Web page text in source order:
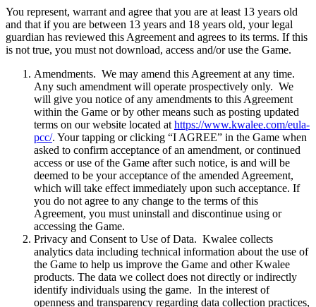
You represent, warrant and agree that you are at least 13 years old
and that if you are between 13 years and 18 years old, your legal
guardian has reviewed this Agreement and agrees to its terms. If this
is not true, you must not download, access and/or use the Game.
Amendments. We may amend this Agreement at any time.
Any such amendment will operate prospectively only. We
will give you notice of any amendments to this Agreement
within the Game or by other means such as posting updated
terms on our website located athttps://www.kwalee.com/eula-
pcc/. Your tapping or clicking “I AGREE” in the Game when
asked to confirm acceptance of an amendment, or continued
access or use of the Game after such notice, is and will be
deemed to be your acceptance of the amended Agreement,
which will take effect immediately upon such acceptance. If
you do not agree to any change to the terms of this
Agreement, you must uninstall and discontinue using or
accessing the Game.
Privacy and Consent to Use of Data. Kwalee collects
analytics data including technical information about the use of
the Game to help us improve the Game and other Kwalee
products. The data we collect does not directly or indirectly
identify individuals using the game. In the interest of
openness and transparency regarding data collection practices,